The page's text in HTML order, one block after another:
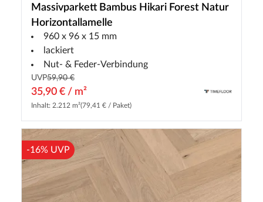
Massivparkett Bambus Hikari Forest Natur
Horizontallamelle
960 x 96 x 15 mm
lackiert
Nut- & Feder-Verbindung
UVP59,90 €
35,90 € / m²
Inhalt: 2.212 m²(79,41 € / Paket)
-16% UVP